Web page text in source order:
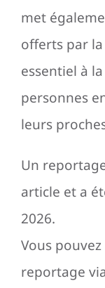
met
offerts par
essentiel à
personnes
leurs
Un
article et a
2026.
Vous
reportage